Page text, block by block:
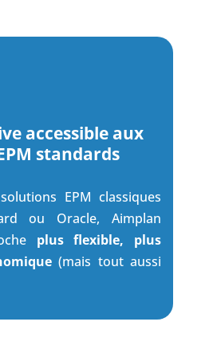
accessible aux
standards
EPM classiques
ou Oracle, Aimplan
plus flexible, plus
(mais tout aussi